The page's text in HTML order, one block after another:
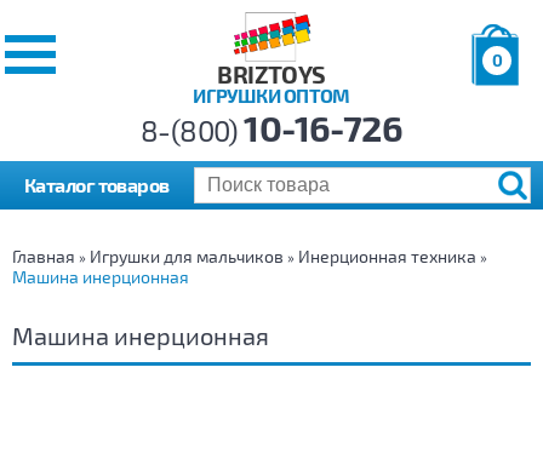
BRIZTOYS
ИГРУШКИ ОПТОМ
0
р.
8-(800)10-16-726
Каталог товаров
Главная » Игрушки для мальчиков » Инерционная техника »
Машина инерционная
Машина инерционная